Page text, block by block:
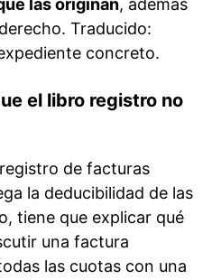
las originan, además
Traducido:
concreto.
el libro registro no
de facturas
la deducibilidad de las
tiene que explicar qué
una factura
las cuotas con una